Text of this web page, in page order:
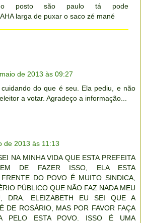
posto são paulo tá pode
larga de puxar o saco zé mané
de 2013 às 09:27
do que é seu. Ela pediu, e não
a votar. Agradeço a informação...
de 2013 às 11:13
NA MINHA VIDA QUE ESTA PREFEITA
DE FAZER ISSO, ELA ESTA
DO POVO É MUITO SINDICA,
PÚBLICO QUE NÃO FAZ NADA MEU
DRA. ELEIZABETH EU SEI QUE A
DE ROSÁRIO, MAS POR FAVOR FAÇA
PELO ESTA POVO. ISSO É UMA